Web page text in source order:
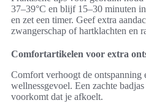
37–39°C en blijf 15–30 minuten
en zet een timer. Geef extra
zwangerschap of hartklachten en
Comfortartikelen voor extra
Comfort verhoogt de ontspanning
wellnessgevoel. Een zachte
voorkomt dat je afkoelt.